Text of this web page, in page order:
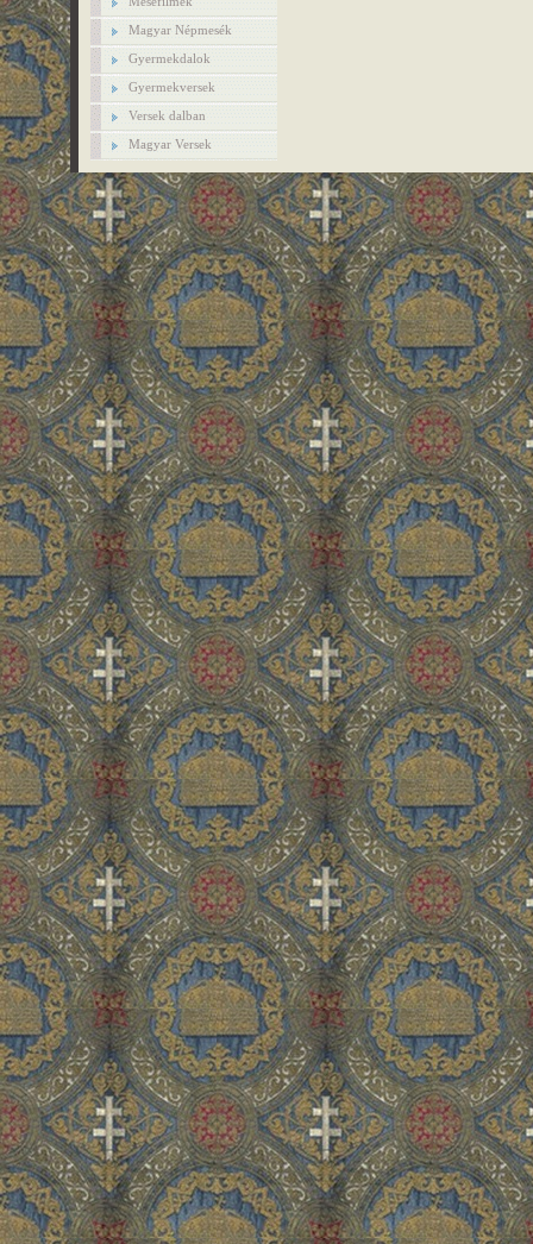
Magyar Népmesék
Gyermekdalok
Gyermekversek
Versek dalban
Magyar Versek